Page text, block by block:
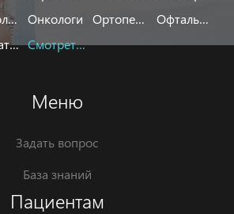
Нефрологи Онкологи Ортопеды
Офтальмологи
Психиатры Смотреть все
Меню
Задать вопрос
База знаний
Пациентам